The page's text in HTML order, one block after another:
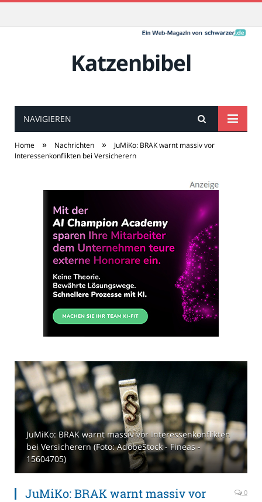
Katzenbibel
NAVIGIEREN
Home » Nachrichten »
JuMiKo: BRAK warnt massiv vor
Interessenkonflikten bei Versicherern
JuMiKo: BRAK warnt massiv vor Interessenkonflikten
bei Versicherern (Foto: AdobeStock - Fineas -
15604705)
JuMiKo: BRAK warnt massiv vor
0